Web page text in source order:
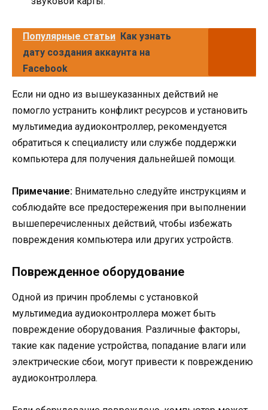
Популярные статьи Как узнать
дату создания аккаунта на
Facebook
Если ни одно из вышеуказанных действий не
помогло устранить конфликт ресурсов и установить
мультимедиа аудиоконтроллер, рекомендуется
обратиться к специалисту или службе поддержки
компьютера для получения дальнейшей помощи.
Примечание: Внимательно следуйте инструкциям и
соблюдайте все предостережения при выполнении
вышеперечисленных действий, чтобы избежать
повреждения компьютера или других устройств.
Поврежденное оборудование
Одной из причин проблемы с установкой
мультимедиа аудиоконтроллера может быть
повреждение оборудования. Различные факторы,
такие как падение устройства, попадание влаги или
электрические сбои, могут привести к повреждению
аудиоконтроллера.